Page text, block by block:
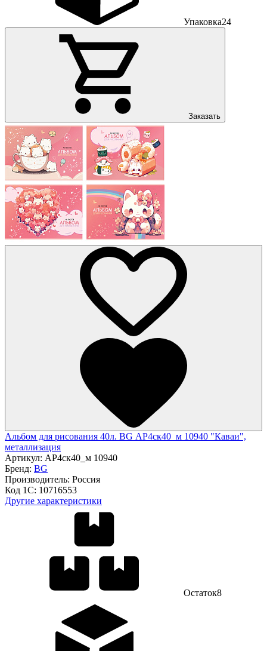
Упаковка24
Заказать
Альбом для рисования 40л. BG АР4ск40_м 10940 "Каваи",
металлизация
Артикул: АР4ск40_м 10940
Бренд: BG
Производитель: Россия
Код 1С: 10716553
Другие характеристики
Остаток8